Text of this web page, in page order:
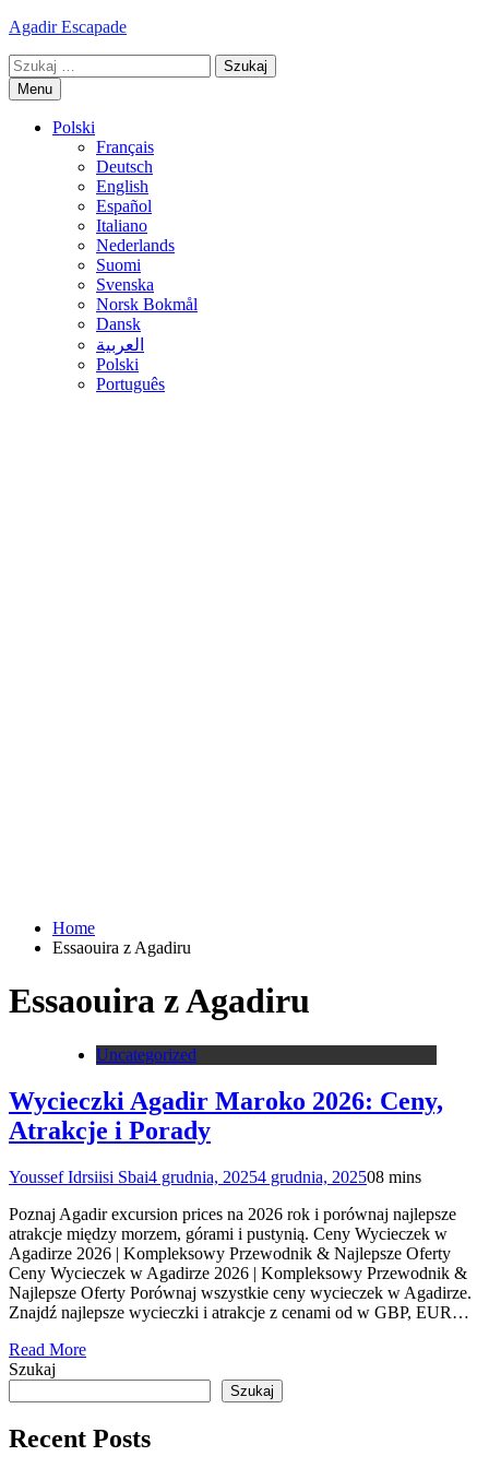
Skip
content
Agadir Escapade
Szukaj:
Menu
Polski
Français
Deutsch
English
Español
Italiano
Nederlands
Suomi
Svenska
Norsk Bokmål
Dansk
العربية
Polski
Português
Home
Essaouira z Agadiru
Essaouira z Agadiru
Uncategorized
Wycieczki Agadir Maroko 2026: Ceny,
Atrakcje i Porady
Youssef Idrsiisi Sbai4 grudnia, 20254 grudnia, 202508 mins
Poznaj Agadir excursion prices na 2026 rok i porównaj najlepsze
atrakcje między morzem, górami i pustynią. Ceny Wycieczek w
Agadirze 2026 | Kompleksowy Przewodnik & Najlepsze Oferty
Ceny Wycieczek w Agadirze 2026 | Kompleksowy Przewodnik &
Najlepsze Oferty Porównaj wszystkie ceny wycieczek w Agadirze.
Znajdź najlepsze wycieczki i atrakcje z cenami od w GBP, EUR…
Read More
Szukaj
Szukaj
Recent Posts